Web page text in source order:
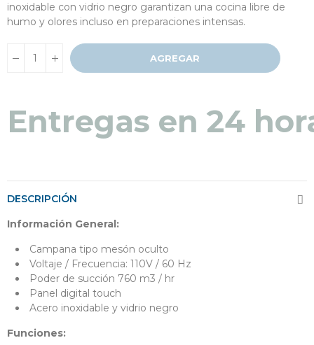
inoxidable con vidrio negro garantizan una cocina libre de
humo y olores incluso en preparaciones intensas.
AGREGAR
Entregas en 24
DESCRIPCIÓN
Información General:
Campana tipo mesón oculto
Voltaje / Frecuencia: 110V / 60 Hz
Poder de succión 760 m3 / hr
Panel digital touch
Acero inoxidable y vidrio negro
Funciones: